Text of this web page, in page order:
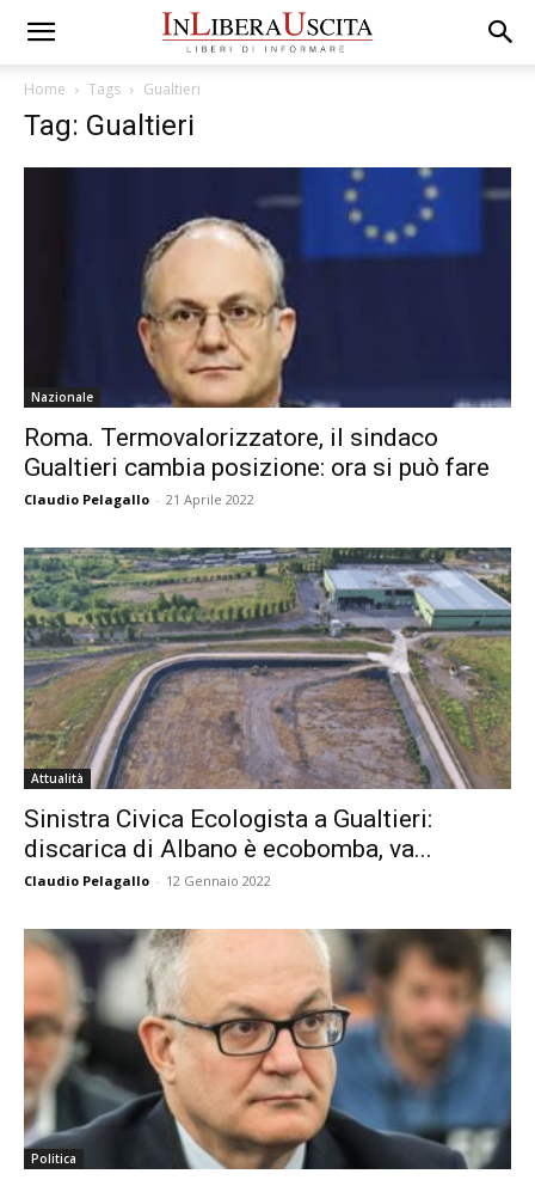
Home Tags Gualtieri
Tag: Gualtieri
Nazionale
Roma. Termovalorizzatore, il sindaco
Gualtieri cambia posizione: ora si può fare
Claudio Pelagallo - 21 Aprile 2022
Attualità
Sinistra Civica Ecologista a Gualtieri:
discarica di Albano è ecobomba, va...
Claudio Pelagallo - 12 Gennaio 2022
Politica